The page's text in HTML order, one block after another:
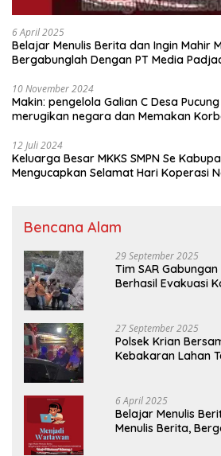
6 April 2025
Belajar Menulis Berita dan Ingin Mahir
Bergabunglah Dengan PT Media
10 November 2024
Makin: pengelola Galian C Desa
merugikan negara dan Memakan
12 Juli 2024
Keluarga Besar MKKS SMPN Se
Mengucapkan Selamat Hari Koperasi Nasional Ke 77 Tahun
Bencana Alam
29 September 2025
Tim SAR
Berhasil Evakuasi
27 September 2025
Polsek Krian
Kebakaran Lahan
6 April 2025
Belajar Menulis
Menulis Berita,